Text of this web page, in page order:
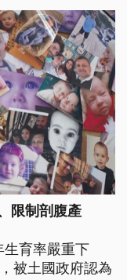
限制剖腹產
育率嚴重下
被土國政府認為